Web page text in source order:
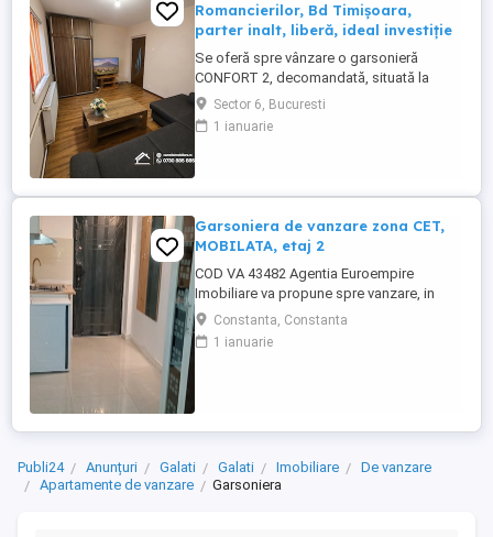
Romancierilor, Bd Timișoara,
parter inalt, liberă, ideal investiție
Se oferă spre vânzare o garsonieră
CONFORT 2, decomandată, situată la
parter înalt din 4 etaje, LIBERĂ, fara
balcon, pe Bulevardul Timișoara nr. 48,
Sector 6, zona Romancierilor. Poziționată
proprietatea este potrivită atât pentru ...
Sector 6, Bucuresti
1 ianuarie
Garsoniera de vanzare zona CET,
MOBILATA, etaj 2
COD VA 43482 Agentia Euroempire
Imobiliare va propune spre vanzare, in
Constanta, zona CET, o garsoniera,
semidecomandata, avand suprafata de 17
mp situat la etajul 2 din 4 .Garsoniera
Constanta, Constanta
1 ianuarie
Publi24 Anunțuri Galati Galati Imobiliare
De vanzare
Apartamente de vanzare
Garsoniera